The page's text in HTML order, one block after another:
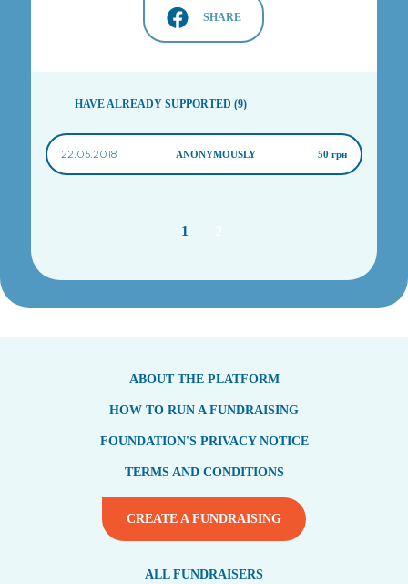
SHARE
HAVE ALREADY SUPPORTED (9)
22.05.2018 ANONYMOUSLY 50 грн
1
ABOUT THE PLATFORM
HOW TO RUN A FUNDRAISING
FOUNDATION'S PRIVACY NOTICE
TERMS AND CONDITIONS
CREATE A FUNDRAISING
ALL FUNDRAISERS